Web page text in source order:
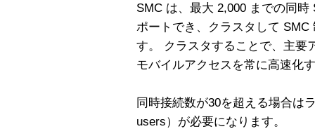
SMC は、最大 2,000 までの同
ポートでき、クラスタして
す。 クラスタすることで、主要
モバイルアクセスを常に高速化
同時接続数が30を超える場合は
users）が必要になります。